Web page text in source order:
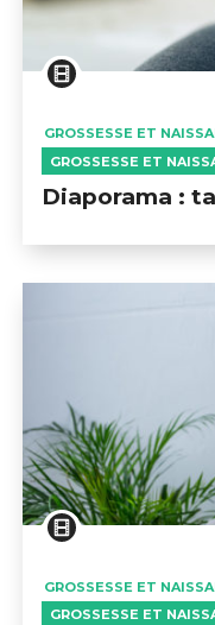
GROSSESSE ET
GROSSESSE ET
Diaporama :
GROSSESSE ET
GROSSESSE ET